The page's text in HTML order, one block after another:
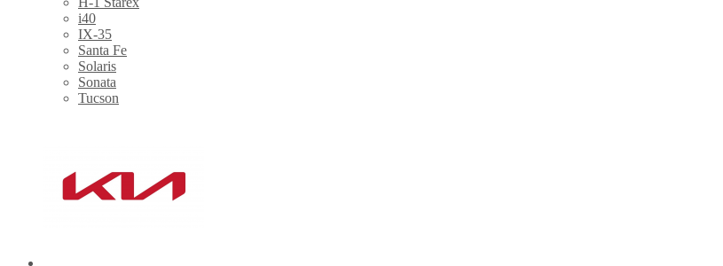
i40
IX-35
Santa Fe
Solaris
Sonata
Tucson